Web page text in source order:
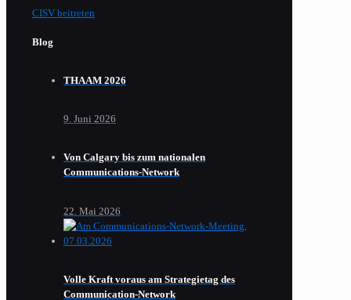
CISV beitreten
Blog
THAAM 2026
9. Juni 2026
Von Calgary bis zum nationalen
Communications-Network
22. Mai 2026
Volle Kraft voraus am Strategietag des
Communication-Network